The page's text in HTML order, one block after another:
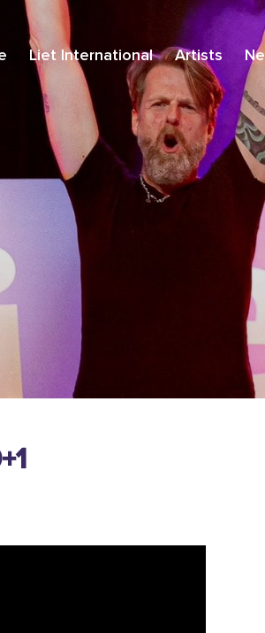
Liet International Artists